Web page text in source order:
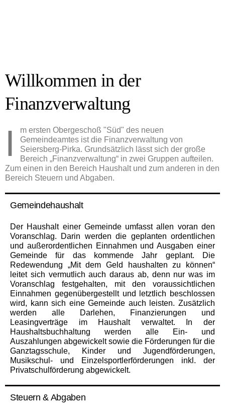
Willkommen in der
Finanzverwaltung
I
m ersten Obergeschoß "Süd" des neuen
Gemeindeamtes ist die Finanzverwaltung von
Seiersberg-Pirka. Grundsätzlich lässt sich der große
Bereich „Finanzverwaltung“ in zwei Gruppen aufteilen.
Zum einen in den Bereich Haushalt und zum anderen in den
Bereich Steuern und Abgaben.
Gemeindehaushalt
Der Haushalt einer Gemeinde umfasst allen voran den
Voranschlag. Darin werden die geplanten ordentlichen
und außerordentlichen Einnahmen und Ausgaben einer
Gemeinde für das kommende Jahr geplant. Die
Redewendung „Mit dem Geld haushalten zu können“
leitet sich vermutlich auch daraus ab, denn nur was im
Voranschlag festgehalten, mit den voraussichtlichen
Einnahmen gegenübergestellt und letztlich beschlossen
wird, kann sich eine Gemeinde auch leisten. Zusätzlich
werden alle Darlehen, Finanzierungen und
Leasingverträge im Haushalt verwaltet. In der
Haushaltsbuchhaltung werden alle Ein- und
Auszahlungen abgewickelt sowie die Förderungen für die
Ganztagsschule, Kinder und Jugendförderungen,
Musikschul- und Einzelsportlerförderungen inkl. der
Privatschulförderung abgewickelt.
Steuern & Abgaben